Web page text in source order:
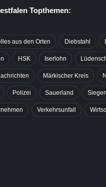
Topthemen:
aus den Orten Diebstahl
HSK Iserlohn
Märkischer Kreis
Polizei Sauerland Siegen
Verkehrsunfall